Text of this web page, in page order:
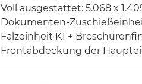
Voll ausgestattet: 5.068 x
Dokumenten-
Falzeinheit K1 +
Frontabdeckung der